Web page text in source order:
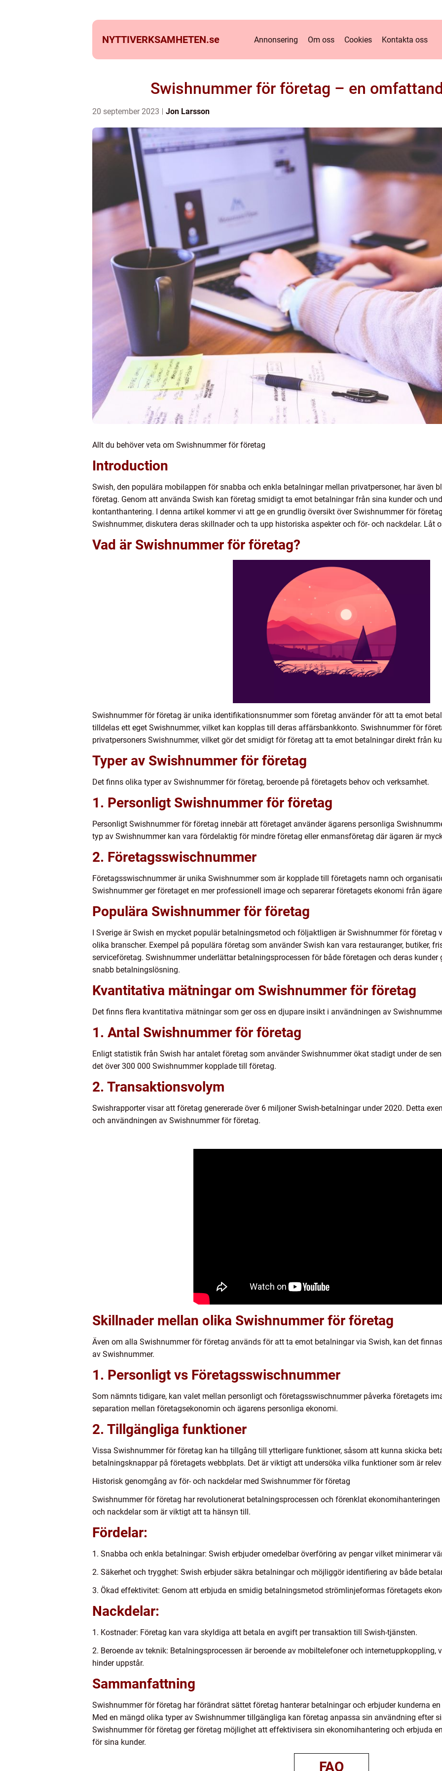
NYTTIVERKSAMHETEN.se Annonsering Om oss Cookies Kontakta oss
Swishnummer för företag – en
20 september 2023 Jon Larsson
Allt du behöver veta om Swishnummer för företag
Introduction
Swish, den populära mobilappen för snabba och enkla betalningar mellan privatpersoner, har även
företag. Genom att använda Swish kan företag smidigt ta emot betalningar från sina kunder och
kontanthantering. I denna artikel kommer vi att ge en grundlig översikt över Swishnummer för
Swishnummer, diskutera deras skillnader och ta upp historiska aspekter och för- och nackdelar. Låt
Vad är Swishnummer för företag?
Swishnummer för företag är unika identifikationsnummer som företag använder för att ta emot
tilldelas ett eget Swishnummer, vilket kan kopplas till deras affärsbankkonto. Swishnummer för
privatpersoners Swishnummer, vilket gör det smidigt för företag att ta emot betalningar direkt från
Typer av Swishnummer för företag
Det finns olika typer av Swishnummer för företag, beroende på företagets behov och verksamhet.
1. Personligt Swishnummer för företag
Personligt Swishnummer för företag innebär att företaget använder ägarens personliga
typ av Swishnummer kan vara fördelaktig för mindre företag eller enmansföretag där ägaren är
2. Företagsswischnummer
Företagsswischnummer är unika Swishnummer som är kopplade till företagets namn och
Swishnummer ger företaget en mer professionell image och separerar företagets ekonomi från
Populära Swishnummer för företag
I Sverige är Swish en mycket populär betalningsmetod och följaktligen är Swishnummer för företag
olika branscher. Exempel på populära företag som använder Swish kan vara restauranger, butiker,
serviceföretag. Swishnummer underlättar betalningsprocessen för både företagen och deras
snabb betalningslösning.
Kvantitativa mätningar om Swishnummer för företag
Det finns flera kvantitativa mätningar som ger oss en djupare insikt i användningen av
1. Antal Swishnummer för företag
Enligt statistik från Swish har antalet företag som använder Swishnummer ökat stadigt under de
det över 300 000 Swishnummer kopplade till företag.
2. Transaktionsvolym
Swishrapporter visar att företag genererade över 6 miljoner Swish-betalningar under 2020. Detta
och användningen av Swishnummer för företag.
Skillnader mellan olika Swishnummer för företag
Även om alla Swishnummer för företag används för att ta emot betalningar via Swish, kan det
av Swishnummer.
1. Personligt vs Företagsswischnummer
Som nämnts tidigare, kan valet mellan personligt och företagsswischnummer påverka företagets
separation mellan företagsekonomin och ägarens personliga ekonomi.
2. Tillgängliga funktioner
Vissa Swishnummer för företag kan ha tillgång till ytterligare funktioner, såsom att kunna skicka
betalningsknappar på företagets webbplats. Det är viktigt att undersöka vilka funktioner som är
Historisk genomgång av för- och nackdelar med Swishnummer för företag
Swishnummer för företag har revolutionerat betalningsprocessen och förenklat
och nackdelar som är viktigt att ta hänsyn till.
Fördelar:
1. Snabba och enkla betalningar: Swish erbjuder omedelbar överföring av pengar vilket minimerar
2. Säkerhet och trygghet: Swish erbjuder säkra betalningar och möjliggör identifiering av både
3. Ökad effektivitet: Genom att erbjuda en smidig betalningsmetod strömlinjeformas företagets
Nackdelar:
1. Kostnader: Företag kan vara skyldiga att betala en avgift per transaktion till Swish-tjänsten.
2. Beroende av teknik: Betalningsprocessen är beroende av mobiltelefoner och internetuppkoppling,
hinder uppstår.
Sammanfattning
Swishnummer för företag har förändrat sättet företag hanterar betalningar och erbjuder kunderna
Med en mängd olika typer av Swishnummer tillgängliga kan företag anpassa sin användning efter
Swishnummer för företag ger företag möjlighet att effektivisera sin ekonomihantering och erbjuda
för sina kunder.
FAQ